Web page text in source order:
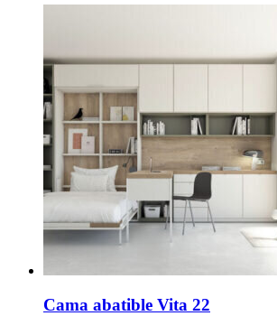
Cama abatible Vita 22